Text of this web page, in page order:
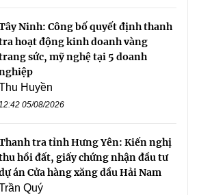
Ninh: Công bố quyết định thanh
hoạt động kinh doanh vàng
sức, mỹ nghệ tại 5 doanh
Huyền
05/08/2026
tra tỉnh Hưng Yên: Kiến nghị
hồi đất, giấy chứng nhận đầu tư
án Cửa hàng xăng dầu Hải Nam
Quý